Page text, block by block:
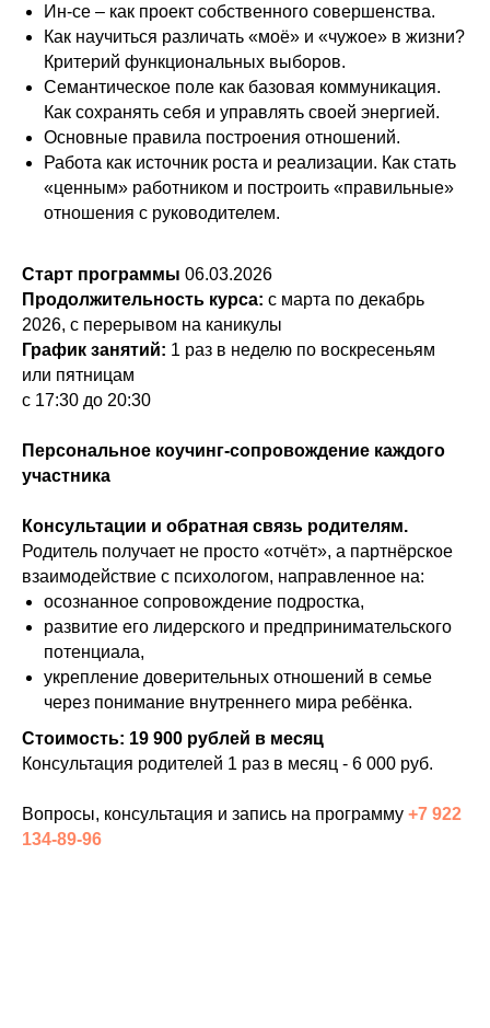
Ин-се – как проект собственного совершенства.
Как научиться различать «моё» и «чужое» в жизни?
Критерий функциональных выборов.
Семантическое поле как базовая коммуникация.
Как сохранять себя и управлять своей энергией.
Основные правила построения отношений.
Работа как источник роста и реализации. Как стать
«ценным» работником и построить «правильные»
отношения с руководителем.
Старт программы 06.03.2026
Продолжительность курса: с марта по декабрь
2026, с перерывом на каникулы
График занятий: 1 раз в неделю по воскресеньям
или пятницам
с 17:30 до 20:30
Персональное коучинг-сопровождение каждого
участника
Консультации и обратная связь родителям.
Родитель получает не просто «отчёт», а партнёрское
взаимодействие с психологом, направленное на:
осознанное сопровождение подростка,
развитие его лидерского и предпринимательского
потенциала,
укрепление доверительных отношений в семье
через понимание внутреннего мира ребёнка.
Стоимость: 19 900 рублей в месяц
Консультация родителей 1 раз в месяц - 6 000 руб.
Вопросы, консультация и запись на программу +7 922
134-89-96